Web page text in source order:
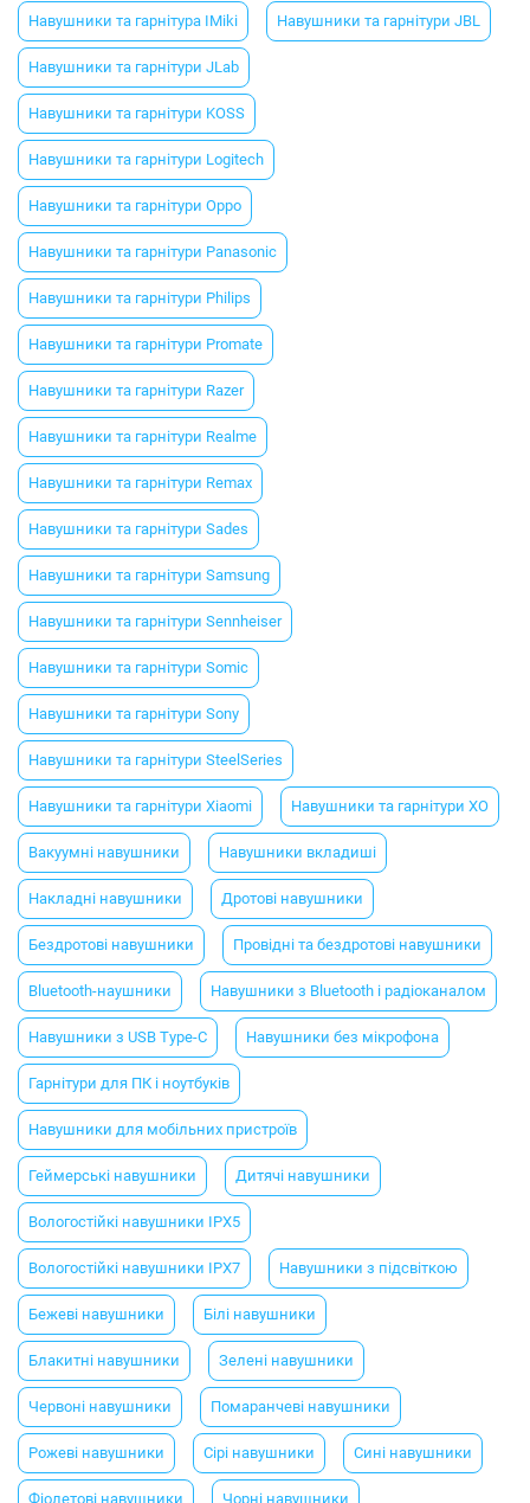
Навушники та гарнітура IMiki Навушники та гарнітури JBL
Навушники та гарнітури JLab
Навушники та гарнітури KOSS
Навушники та гарнітури Logitech
Навушники та гарнітури Oppo
Навушники та гарнітури Panasonic
Навушники та гарнітури Philips
Навушники та гарнітури Promate
Навушники та гарнітури Razer
Навушники та гарнітури Realme
Навушники та гарнітури Remax
Навушники та гарнітури Sades
Навушники та гарнітури Samsung
Навушники та гарнітури Sennheiser
Навушники та гарнітури Somic
Навушники та гарнітури Sony
Навушники та гарнітури SteelSeries
Навушники та гарнітури Xiaomi Навушники та гарнітури XO
Вакуумні навушники Навушники вкладиші
Накладні навушники Дротові навушники
Бездротові навушники Провідні та бездротові навушники
Bluetooth-наушники Навушники з Bluetooth і радіоканалом
Навушники з USB Type-C Навушники без мікрофона
Гарнітури для ПК і ноутбуків
Навушники для мобільних пристроїв
Геймерські навушники Дитячі навушники
Вологостійкі навушники IPX5
Вологостійкі навушники IPX7 Навушники з підсвіткою
Бежеві навушники Білі навушники
Блакитні навушники Зелені навушники
Червоні навушники Помаранчеві навушники
Рожеві навушники Сірі навушники Сині навушники
Фіолетові навушники Чорні навушники